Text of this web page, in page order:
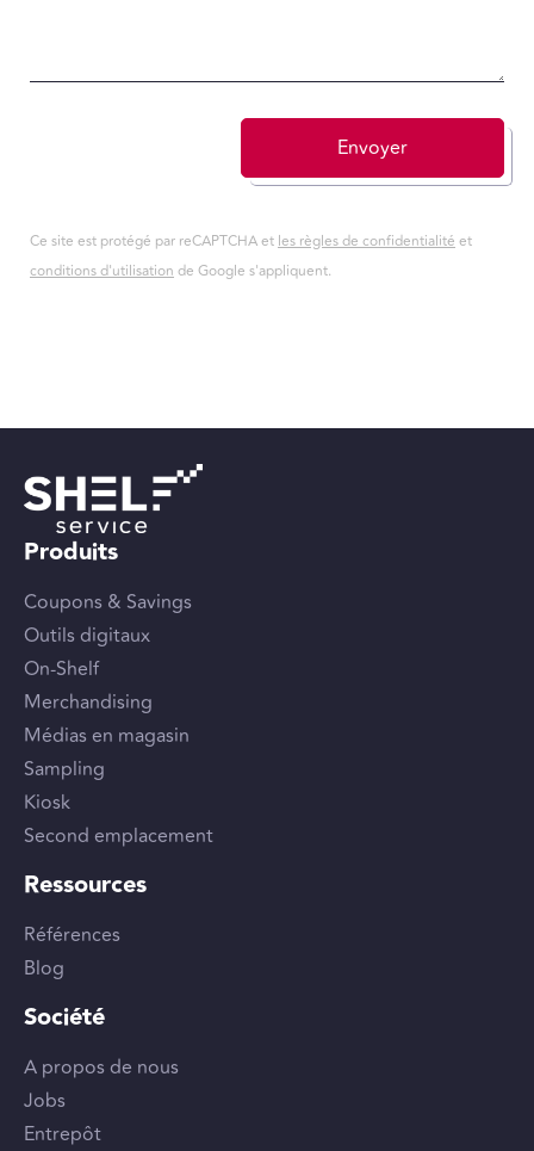
Envoyer
Ce site est protégé par reCAPTCHA etles règles de confidentialitéet
conditions d'utilisationde Google s'appliquent.
Produits
Coupons & Savings
Outils digitaux
On-Shelf
Merchandising
Médias en magasin
Sampling
Kiosk
Second emplacement
Ressources
Références
Blog
Société
A propos de nous
Jobs
Entrepôt